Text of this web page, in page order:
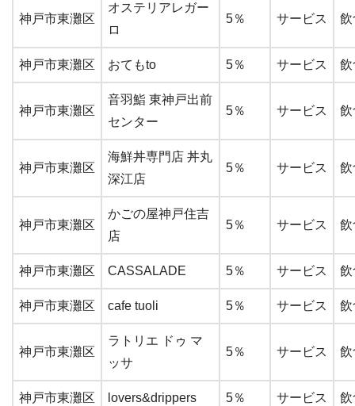
神戸市東灘区
オステリアレガー
ロ
5％ サービス 飲
神戸市東灘区 おてもto 5％ サービス 飲
神戸市東灘区
音羽鮨 東神戸出前
センター
5％ サービス 飲
神戸市東灘区
海鮮丼専門店 丼丸
深江店
5％ サービス 飲
神戸市東灘区
かごの屋神戸住吉
店
5％ サービス 飲
神戸市東灘区 CASSALADE 5％ サービス 飲
神戸市東灘区 cafe tuoli 5％ サービス 飲
神戸市東灘区
ラトリエ ドゥ マ
ッサ
5％ サービス 飲
神戸市東灘区 lovers&drippers 5％ サービス 飲